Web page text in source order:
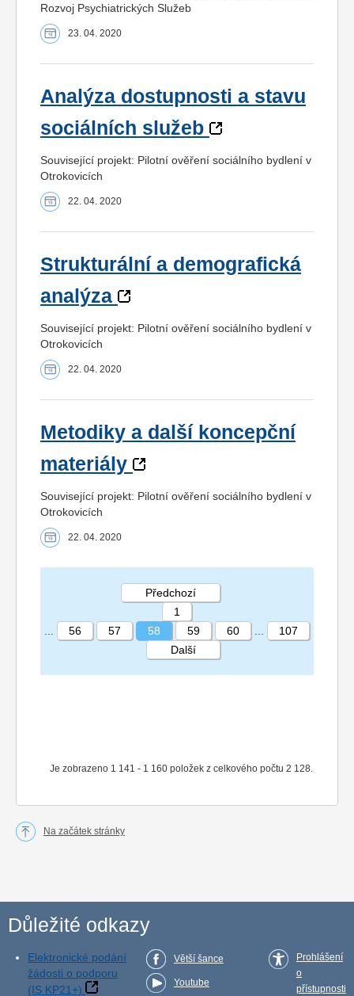
Rozvoj Psychiatrických Služeb
23. 04. 2020
Analýza dostupnosti a stavu
sociálních služeb
Související projekt: Pilotní ověření sociálního bydlení v
Otrokovicích
22. 04. 2020
Strukturální a demografická
analýza
Související projekt: Pilotní ověření sociálního bydlení v
Otrokovicích
22. 04. 2020
Metodiky a další koncepční
materiály
Související projekt: Pilotní ověření sociálního bydlení v
Otrokovicích
22. 04. 2020
STRÁNKA 58 107
Je zobrazeno 1 141 - 1 160 položek z celkového počtu 2 128.
Předchozí
1
56 57 58 59 60
107
Další
Na začátek stránky
Důležité odkazy
Elektronické podání
žádosti o podporu
(IS KP21+)
Větší šance
Youtube
Prohlášení
o
přístupnosti